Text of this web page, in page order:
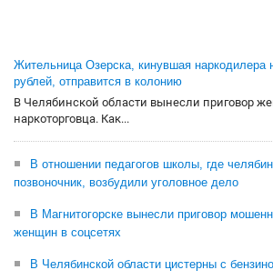
Жительница Озерска, кинувшая наркодилера
рублей, отправится в колонию
В Челябинской области вынесли приговор
наркоторговца. Как...
В отношении педагогов школы, где
позвоночник, возбудили уголовное дело
В Магнитогорске вынесли приговор
женщин в соцсетях
В Челябинской области цистерны с